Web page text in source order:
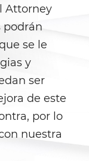
Policía
Attorney
podrán
se le
y
ser
de este
por lo
nuestra